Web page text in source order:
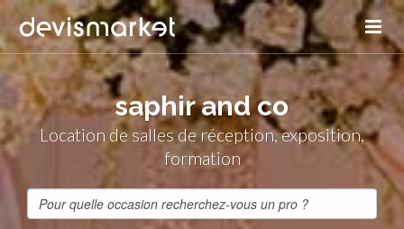
saphir and co
Location de salles de réception, exposition,
formation